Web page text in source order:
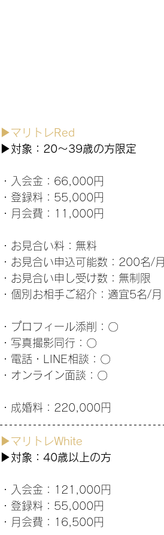
▶マリトレRed
▶対象：20～39歳の方限定
・入会金：66,000円
・登録料：55,000円
・月会費：11,000円
・お見合い料：無料
・お見合い申込可能数：200名/月
・お見合い申し受け数：無制限
・個別お相手ご紹介：適宜5名/月
・プロフィール添削：〇
・写真撮影同行：〇
・電話・LINE相談：〇
・オンライン面談：〇
・成婚料：220,000円
▶マリトレWhite
▶対象：40歳以上の方
・入会金：121,000円
・登録料：55,000円
・月会費：16,500円